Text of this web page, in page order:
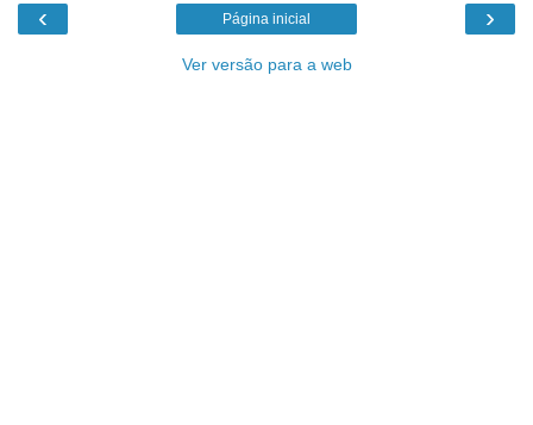
‹ ›
Página inicial
Ver versão para a web